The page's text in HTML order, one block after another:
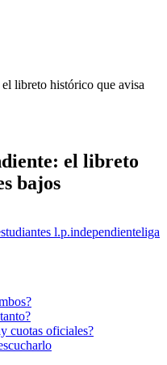
libreto histórico que avisa
el libreto
bajos
l.p.independienteliga
cuotas oficiales?